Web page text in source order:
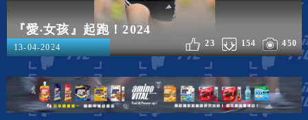
『愛‧女孩』起跑！2024
450
154
23
13-04-2024